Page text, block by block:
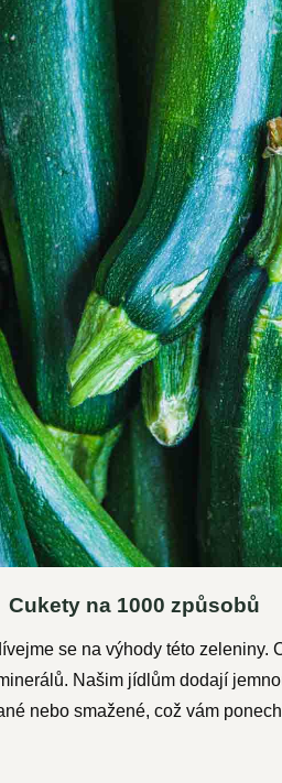
Cukety na 1000 způsobů
se na výhody této zeleniny.
Našim jídlům dodají
nebo smažené, což vám